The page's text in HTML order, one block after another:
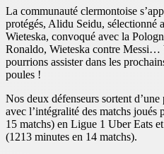
La communauté clermontoise
protégés, Alidu Seidu, sélectionné
Wieteska, convoqué avec la
Ronaldo, Wieteska contre Messi…
pourrions assister dans les
poules !
Nos deux défenseurs sortent
avec l’intégralité des matchs joués
15 matchs) en Ligue 1 Uber Eats
(1213 minutes en 14 matchs).